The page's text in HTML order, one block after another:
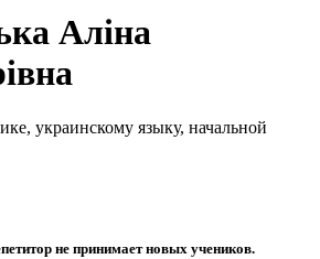
Аліна
украинскому языку, начальной
не принимает новых учеников.